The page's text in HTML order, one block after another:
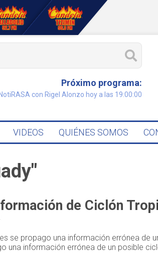
Próximo programa:
NotiRASA con Rigel Alonzo hoy a las 19:00:00
VIDEOS QUIÉNES SOMOS
de Ciclón
se propago una información errónea de
una información errónea de un posible